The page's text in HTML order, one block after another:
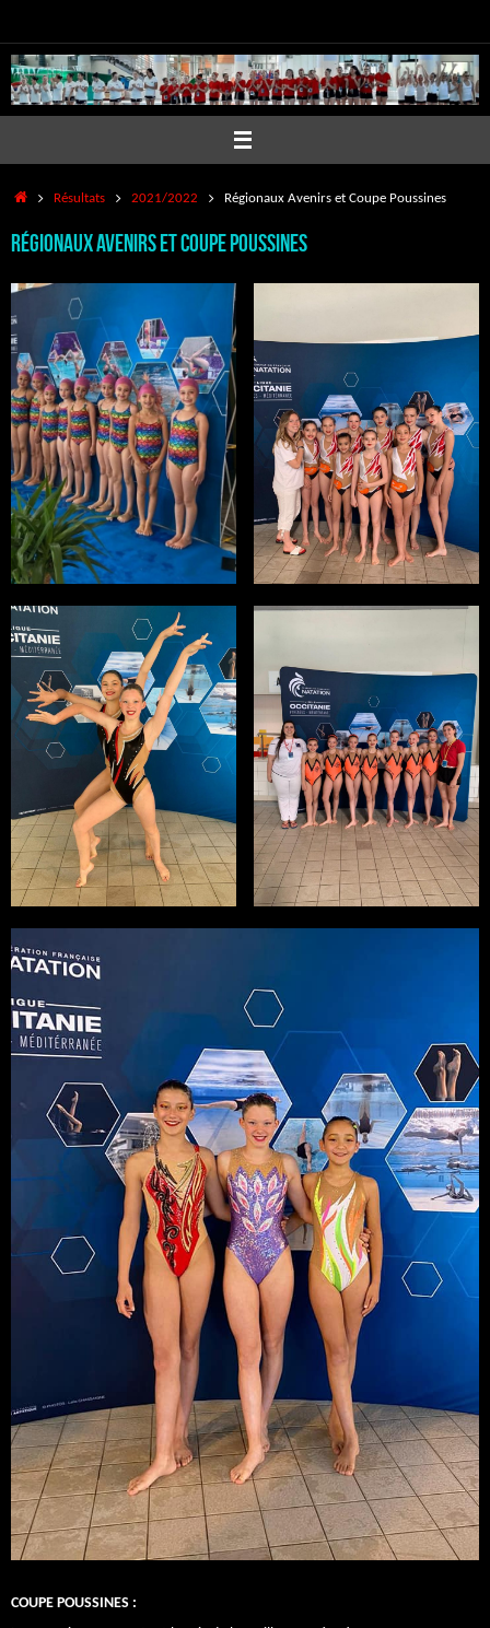
AccueilRésultats 2021/2022 Régionaux Avenirs et Coupe Poussines
Régionaux Avenirs et Coupe Poussines
COUPE POUSSINES :